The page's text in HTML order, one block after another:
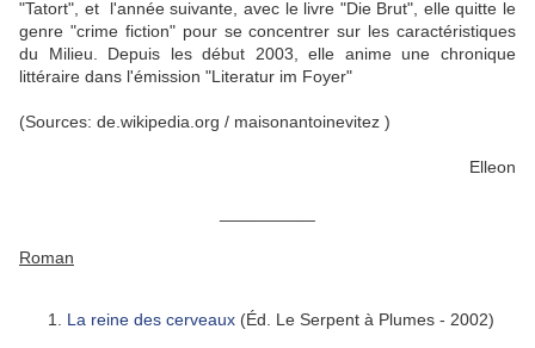
"Tatort", et l'année suivante, avec le livre "Die Brut", elle quitte le
genre "crime fiction" pour se concentrer sur les caractéristiques
du Milieu. Depuis les début 2003, elle anime une chronique
littéraire dans l'émission "Literatur im Foyer"
(Sources: de.wikipedia.org / maisonantoinevitez )
Elleon
Roman
La reine des cerveaux (Éd. Le Serpent à Plumes - 2002)